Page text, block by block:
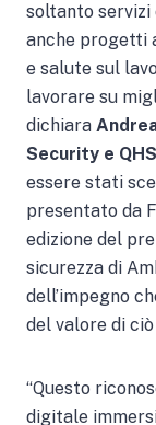
soltanto servizi
anche progetti
e salute sul
lavorare su
dichiara
Security e
essere stati
presentato da
edizione del
sicurezza di
dell’impegno
del valore di
“Questo
digitale